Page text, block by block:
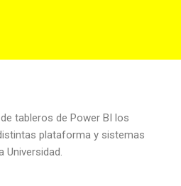
tableros de Power BI los
plataforma y sistemas
Universidad.